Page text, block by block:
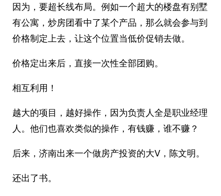
因为，要超长线布局。例如一个超大的楼盘有别墅
有公寓，炒房团看中了某个产品，那么就会参与到
价格制定上去，让这个位置当低价促销去做。
价格定出来后，直接一次性全部团购。
相互利用！
越大的项目，越好操作，因为负责人全是职业经理
人。他们也喜欢类似的操作，有钱赚，谁不赚？
后来，济南出来一个做房产投资的大V，陈文明。
还出了书。